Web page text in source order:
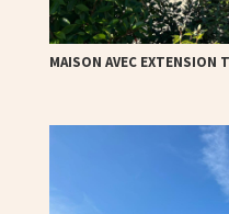
MAISON AVEC EXTENSION